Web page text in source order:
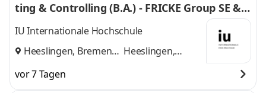
ting & Controlling (B.A.) - FRICKE Group SE & C
o. KG
IU Internationale Hochschule
Heeslingen, Bremen
Heeslingen,
vor 7 Tagen